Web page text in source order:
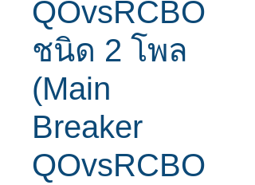
QOvsRCBO
ชนิด 2 โพล
(Main
Breaker
QOvsRCBO